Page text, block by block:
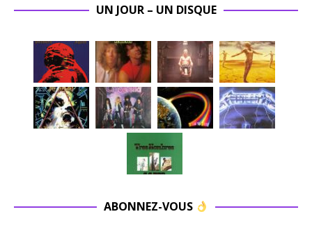
UN JOUR – UN DISQUE
ABONNEZ-VOUS